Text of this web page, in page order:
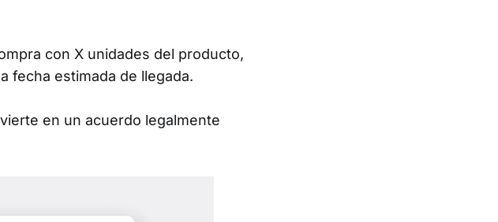
con X unidades del producto,
fecha estimada de llegada.
en un acuerdo legalmente